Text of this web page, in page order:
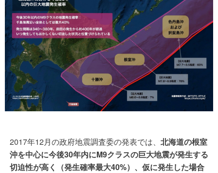
2017年12月の政府地震調査委の発表では、 北海道の根室
沖を中心に今後30年内にM9クラスの巨大地震が発生する
切迫性が高く（発生確率最大40%）、仮に発生した場合